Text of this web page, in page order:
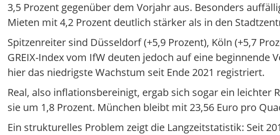
3,5 Prozent gegenüber dem Vorjahr aus. Besonders
Mieten mit 4,2 Prozent deutlich stärker als in den
Spitzenreiter sind Düsseldorf (+5,9 Prozent), Köln (+5,7
GREIX-Index vom IfW deuten jedoch auf eine
hier das niedrigste Wachstum seit Ende 2021 registriert.
Real, also inflationsbereinigt, ergab sich sogar ein leichter
sie um 1,8 Prozent. München bleibt mit 23,56 Euro pro
Ein strukturelles Problem zeigt die Langzeitstatistik: Seit